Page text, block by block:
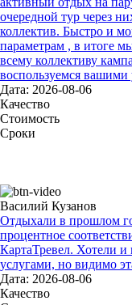
очередной тур через
коллектив. Быстро и
параметрам , в итоге
всему коллективу
воспользуемся вашими
Дата: 2026-08-06
Качество
Стоимость
Сроки
Василий Кузанов
Отдыхали в прошлом
процентное
КартаТревел. Хотели и
услугами, но видимо
Дата: 2026-08-06
Качество